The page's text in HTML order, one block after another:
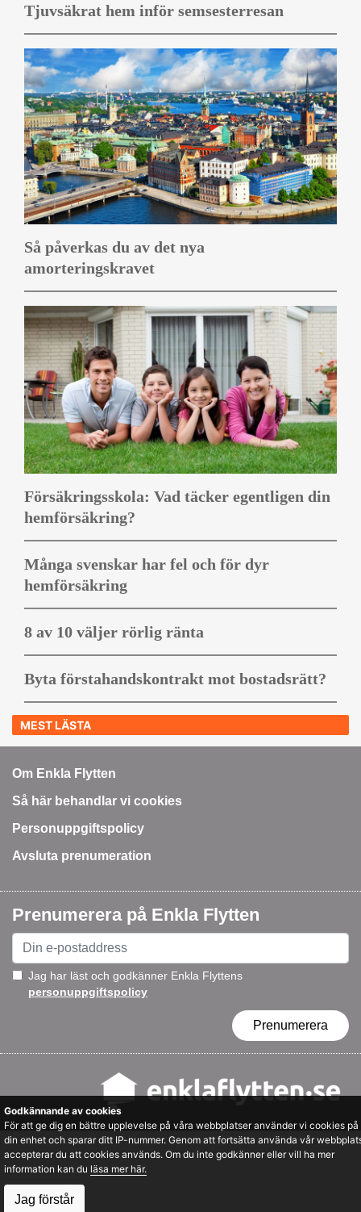
Tjuvsäkrat hem inför semsesterresan
Så påverkas du av det nya
amorteringskravet
Försäkringsskola: Vad täcker egentligen din
hemförsäkring?
Många svenskar har fel och för dyr
hemförsäkring
8 av 10 väljer rörlig ränta
Byta förstahandskontrakt mot bostadsrätt?
MEST LÄSTA
Om Enkla Flytten
Så här behandlar vi cookies
Personuppgiftspolicy
Avsluta prenumeration
Prenumerera på Enkla Flytten
Jag har läst och godkänner Enkla Flyttens
personuppgiftspolicy
Prenumerera
Godkännande av cookies
För att ge dig en bättre upplevelse på våra webbplatser använder vi cookies på
din enhet och sparar ditt IP-nummer. Genom att fortsätta använda vår
accepterar du att cookies används. Om du inte godkänner eller vill ha mer
information kan du läsa mer här.
Jag förstår